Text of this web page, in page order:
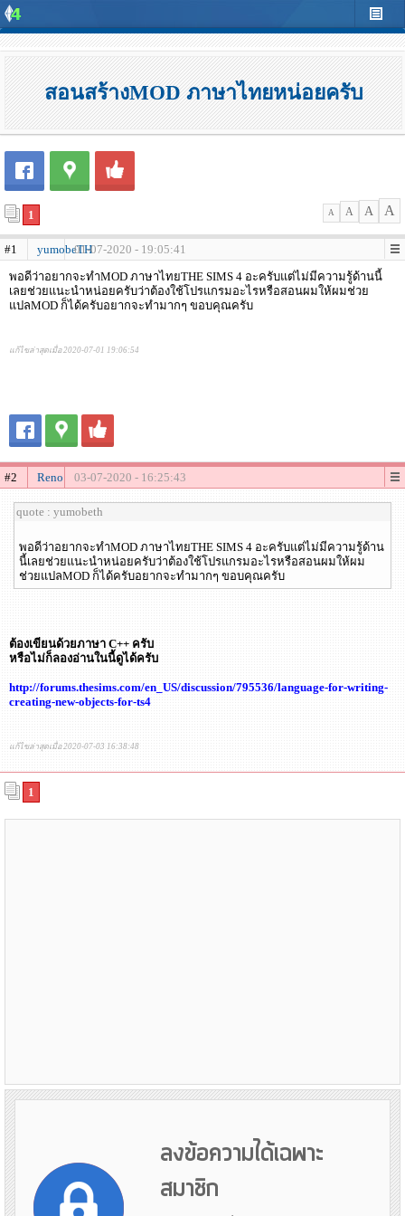
สอนสร้างMOD ภาษาไทยหน่อยครับ
1 A A A A
#1 yumobeTH01-07-2020 - 19:05:41
พอดีว่าอยากจะทำMOD ภาษาไทยTHE SIMS 4 อะครับแต่ไม่มีความรู้ด้านนี้
เลยช่วยแนะนำหน่อยครับว่าต้องใช้โปรแกรมอะไรหรือสอนผมให้ผมช่วย
แปลMOD ก็ได้ครับอยากจะทำมากๆ ขอบคุณครับ
แก้ไขล่าสุดเมื่อ 2020-07-01 19:06:54
#2 Reno 03-07-2020 - 16:25:43
quote : yumobeth
พอดีว่าอยากจะทำMOD ภาษาไทยTHE SIMS 4 อะครับแต่ไม่มีความรู้ด้าน
นี้เลยช่วยแนะนำหน่อยครับว่าต้องใช้โปรแกรมอะไรหรือสอนผมให้ผม
ช่วยแปลMOD ก็ได้ครับอยากจะทำมากๆ ขอบคุณครับ
ต้องเขียนด้วยภาษา C++ ครับ
หรือไม่ก็ลองอ่านในนี้ดูได้ครับ
http://forums.thesims.com/en_US/discussion/795536/language-for-writing-
creating-new-objects-for-ts4
แก้ไขล่าสุดเมื่อ 2020-07-03 16:38:48
1
ลงข้อความได้เฉพาะ
สมาชิก